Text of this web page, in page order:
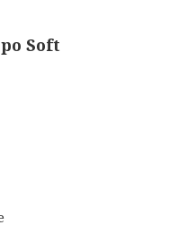
Soft